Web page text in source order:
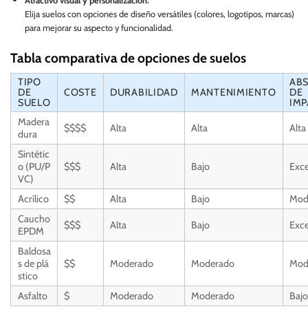
Elija suelos con opciones de diseño versátiles (colores, logotipos, marcas)
para mejorar su aspecto y funcionalidad.
Tabla comparativa de opciones de suelos
TIPO
DE
SUELO
COSTE DURABILIDAD MANTENIMIENTO
DE
Madera
dura
$$$$ Alta Alta Alta
Sintétic
o (PU/P
VC)
$$$ Alta Bajo
Acrílico $$ Alta Bajo
Caucho
EPDM
$$$ Alta Bajo
Baldosa
s de plá
stico
$$ Moderado Moderado
Asfalto $ Moderado Moderado Bajo